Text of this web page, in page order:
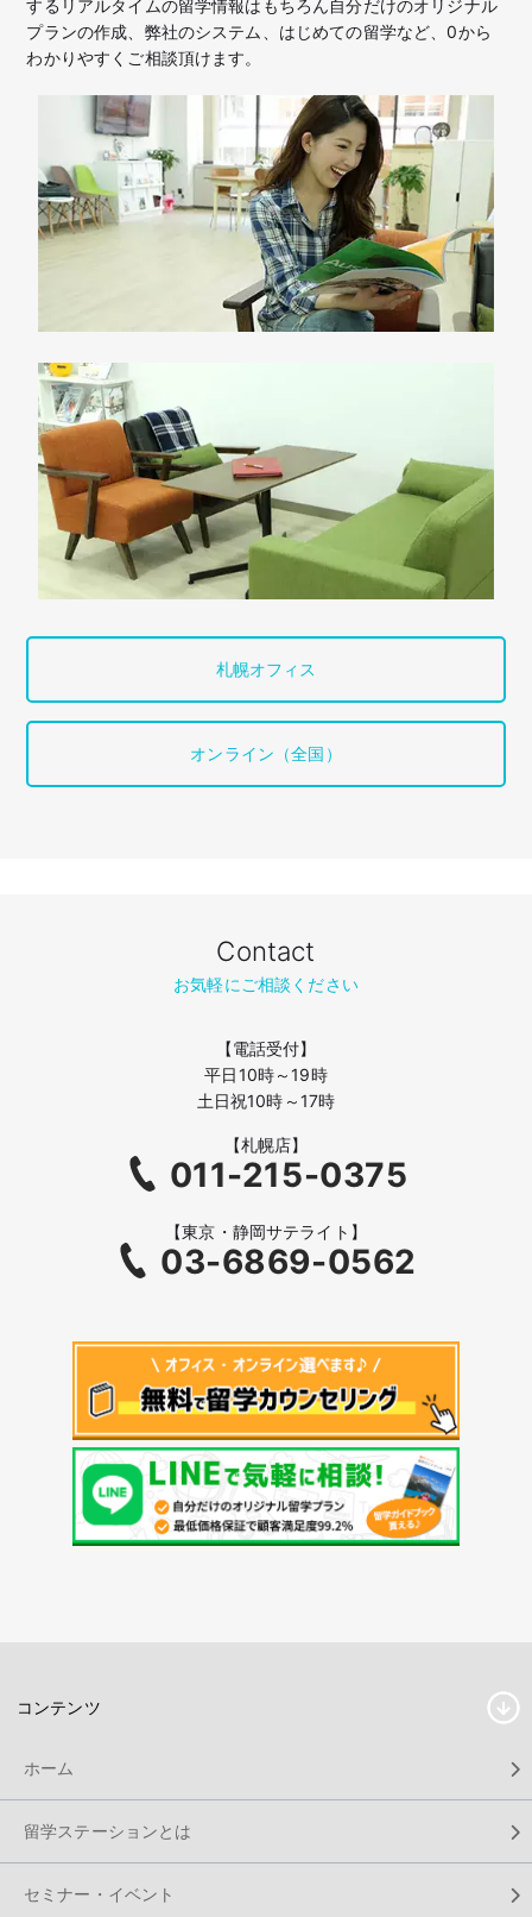
するリアルタイムの留学情報はもちろん自分だけのオリジナル
プランの作成、弊社のシステム、はじめての留学など、0から
わかりやすくご相談頂けます。
札幌オフィス
オンライン（全国）
Contact
お気軽にご相談ください
【電話受付】
平日10時～19時
土日祝10時～17時
【札幌店】
011-215-0375
【東京・静岡サテライト】
03-6869-0562
コンテンツ
ホーム
留学ステーションとは
セミナー・イベント